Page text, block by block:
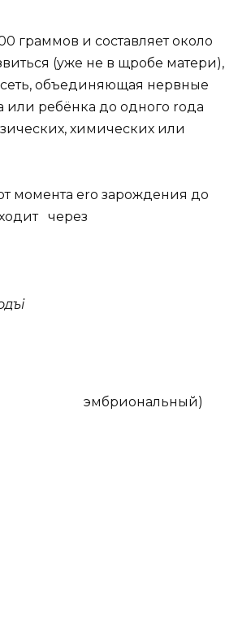
граммов и составляет около
(yжe не в щробе матери),
объединяющая нервные
или ребёнка до одного roдa
химических или
момента ero зарождения до
через
эмбриональный)